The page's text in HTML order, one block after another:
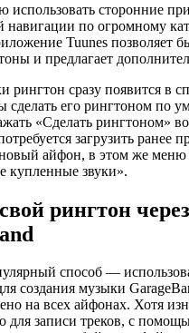
использовать сторонние
навигации по огромному
Tuunes позволяет
и предлагает
рингтон сразу появится в
сделать его рингтоном по
«Сделать рингтоном»
загрузить ранее
айфон, в этом же меню
купленные звуки».
рингтон через
способ —
создания музыки
на всех айфонах. Хотя
для записи треков, с